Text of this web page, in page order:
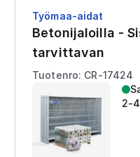
Työmaa-aidat
Betonijaloilla -
tarvittavan
Tuotenro: CR-17424
2-